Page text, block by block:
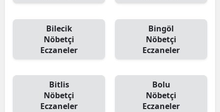
Bilecik
Nöbetçi
Eczaneler
Bingöl
Nöbetçi
Eczaneler
Bitlis
Nöbetçi
Eczaneler
Bolu
Nöbetçi
Eczaneler